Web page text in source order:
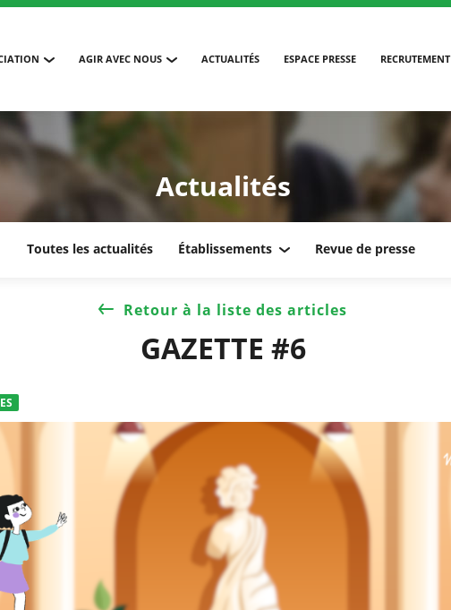
AGIR AVEC NOUS ACTUALITÉS ESPACE PRESSE RECRUTEMENT
Actualités
Toutes les actualités Établissements Revue de presse
Retour à la liste des articles
GAZETTE #6